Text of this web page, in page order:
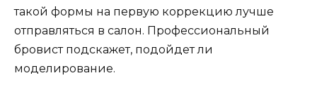
такой формы на первую коррекцию лучше
отправляться в салон. Профессиональный
бровист подскажет, подойдет ли
моделирование.